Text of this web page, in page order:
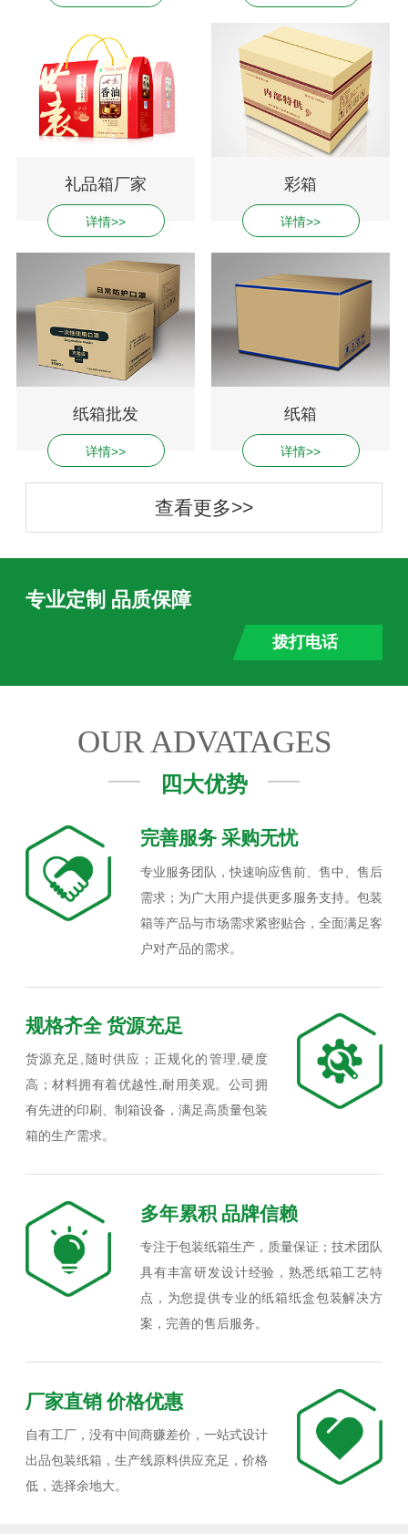
礼品箱厂家
详情>>
彩箱
详情>>
纸箱批发
详情>>
纸箱
详情>>
查看更多>>
专业定制 品质保障
拨打电话
OUR ADVATAGES
四大优势
完善服务 采购无忧
专业服务团队，快速响应售前、售中、售后
需求；为广大用户提供更多服务支持。包装
箱等产品与市场需求紧密贴合，全面满足客
户对产品的需求。
规格齐全 货源充足
货源充足,随时供应；正规化的管理,硬度
高；材料拥有着优越性,耐用美观。公司拥
有先进的印刷、制箱设备，满足高质量包装
箱的生产需求。
多年累积 品牌信赖
专注于包装纸箱生产，质量保证；技术团队
具有丰富研发设计经验，熟悉纸箱工艺特
点，为您提供专业的纸箱纸盒包装解决方
案，完善的售后服务。
厂家直销 价格优惠
自有工厂，没有中间商赚差价，一站式设计
出品包装纸箱，生产线原料供应充足，价格
低，选择余地大。